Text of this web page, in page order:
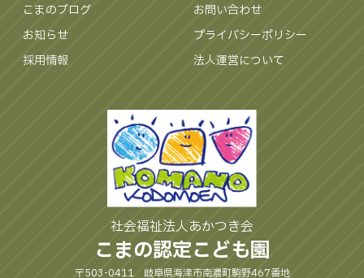
こまのブログ
お知らせ
採用情報
お問い合わせ
プライバシーポリシー
法人運営について
社会福祉法人あかつき会
こまの認定こども園
〒503-0411 岐阜県海津市南濃町駒野467番地